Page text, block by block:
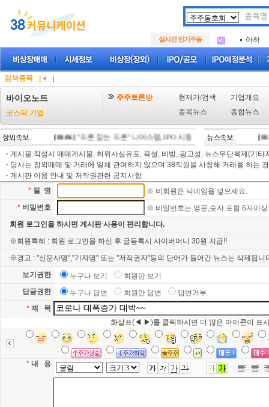
실시간 인기주동
아크로
.
삼성메
아하
.
삼성메
검색종목
바이오노트
코스닥 기업
주주토론방 현재가/검색
기업개요
종목뉴스
종합뉴스
[08/06]"드론 잡는 드론" 니어스랩, IPO 시동 "2029년 방공망 체계 편[08/
· 게시물 작성시 매매게시물, 허위사실유포, 욕설, 비방, 광고성, 뉴스무단복제(기타
· 당사는 장외매매 및 거래에 일체 관여하지 않으며 38직원을 사칭해 거래를 하는
· 게시판 이용 안내 및 저작권관련 공지사항
* 필 명
※ 비회원은 닉네임을 넣으세요.
* 비밀번호
※ 비밀번호는 영문,숫자 포함 6자이
회원 로그인을 하시면 게시판 사용이 편리합니다.
※회원특혜 : 회원 로그인을 하신 후 글등록시 사이버머니 30원 지급!!
※경고 : "신문사명","기자명" 또는 "저작권자"등의 단어가 들어간 뉴스는 삭제됩니
보기권한
누구나 보기
회원만 보기
답글권한
누구나 답변 회원만 답변
답변거부
* 제 목
화살표(◀ ▶)를 클릭하시면 더 많은 아이콘이 표
* 내 용